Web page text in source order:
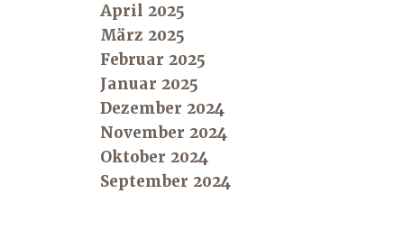
April 2025
März 2025
Februar 2025
Januar 2025
Dezember 2024
November 2024
Oktober 2024
September 2024